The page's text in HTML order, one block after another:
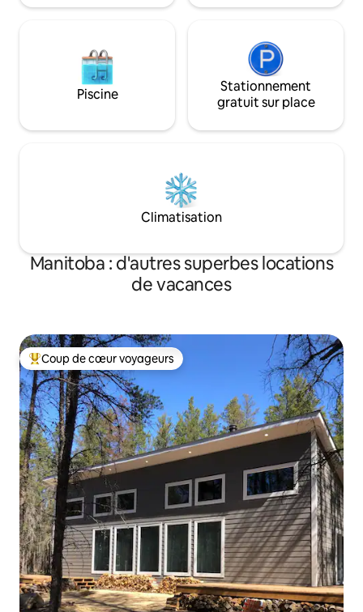
06-2024
pour 7 personnes.
Piscine
Stationnement
gratuit sur place
Climatisation
Manitoba : d'autres superbes locations
de vacances
Coups de cœur voyageurs les plus appréciés
Coup de cœur voyageurs